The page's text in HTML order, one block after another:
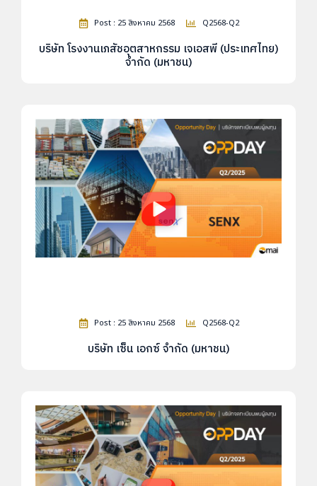
Post : 25 สิงหาคม 2568 Q2568-Q2
บริษัท โรงงานเภสัชอุตสาหกรรม เจเอสพี (ประเทศไทย)
จำกัด (มหาชน)
Post : 25 สิงหาคม 2568 Q2568-Q2
บริษัท เซ็น เอกซ์ จำกัด (มหาชน)